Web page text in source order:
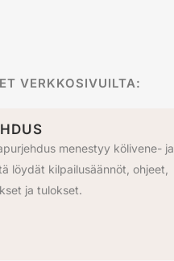
VERKKOSIVUILTA:
menestyy kölivene- ja
löydät kilpailusäännöt, ohjeet,
ja tulokset.